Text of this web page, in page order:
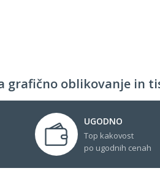
grafično oblikovanje in
UGODNO
Top kakovost
po ugodnih cenah